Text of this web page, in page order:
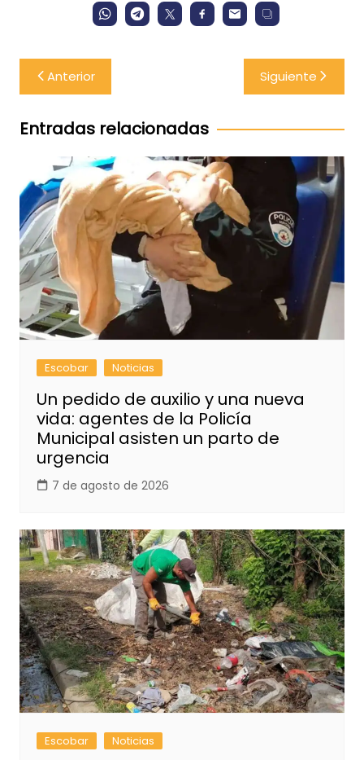
Navegación
de
entradas
Anterior Siguiente
Entradas relacionadas
Escobar Noticias
Un pedido de auxilio y una nueva
vida: agentes de la Policía
Municipal asisten un parto de
urgencia
7 de agosto de 2026
Escobar Noticias